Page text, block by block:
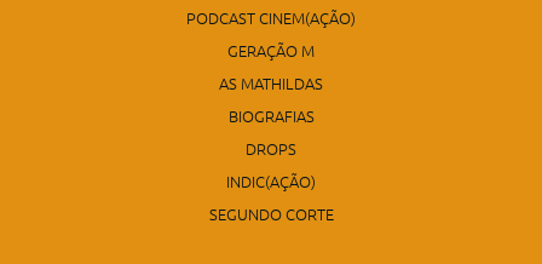
PODCAST CINEM(AÇÃO)
GERAÇÃO M
AS MATHILDAS
BIOGRAFIAS
DROPS
INDIC(AÇÃO)
SEGUNDO CORTE